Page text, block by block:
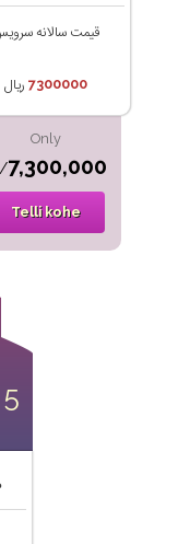
قیمت سالانه
7300000 ریال
Only
7,300,000
/yr
Telli kohe